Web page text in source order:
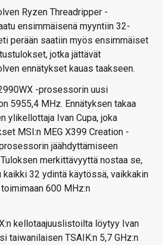
Ryzen Threadripper -
ensimmäisenä myyntiin 32-
perään saatiin myös ensimmäiset
jotka jättävät
ennätykset kauas taakseen.
-prosessorin uusi
5955,4 MHz. Ennätyksen takaa
ylikellottaja Ivan Cupa, joka
MSI:n MEG X399 Creation -
jäähdyttämiseen
merkittävyyttä nostaa se,
32 ydintä käytössä, vaikkakin
600 MHz:n
kellotaajuuslistoilta löytyy Ivan
taiwanilaisen TSAIK:n 5,7 GHz:n